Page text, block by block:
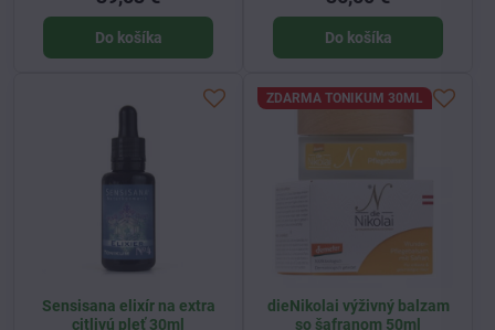
Do košíka Do košíka
Sensisana elixír na extra
citlivú pleť 30ml
ZDARMA TONIKUM 30ML
dieNikolai výživný balzam
so šafranom 50ml